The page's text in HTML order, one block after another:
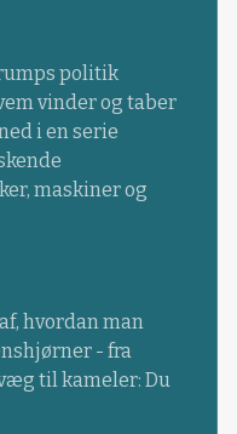
politik
vinder og taber
i en serie
maskiner og
hvordan man
- fra
til kameler: Du